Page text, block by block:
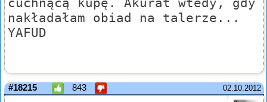
nakładałam obiad na talerze...
YAFUD
02.10.2012
#18215 843